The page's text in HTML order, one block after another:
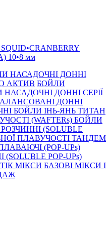
10•8 мм
НАСАДОЧНI ДОННI
АКТИВ БОЙЛИ
НАСАДОЧНI ДОННI СЕРIÏ
ДОННІ
БОЙЛИ ІНЬ-ЯНЬ ТИТАН
(WAFTERs) БОЙЛИ
(SOLUBLE
ПЛАВУЧОСТІ ТАНДЕМ
(POP-UPs)
POP-UPs)
МIКСИ БАЗОВІ МІКСИ І